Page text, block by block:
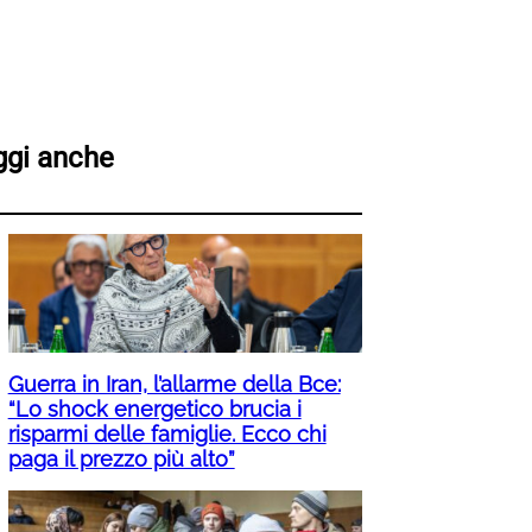
anche
Guerra in Iran, l’allarme della Bce:
“Lo shock energetico brucia i
risparmi delle famiglie. Ecco chi
paga il prezzo più alto”